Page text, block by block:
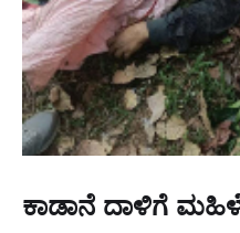
ಕಾಡಾನೆ ದಾಳಿಗೆ